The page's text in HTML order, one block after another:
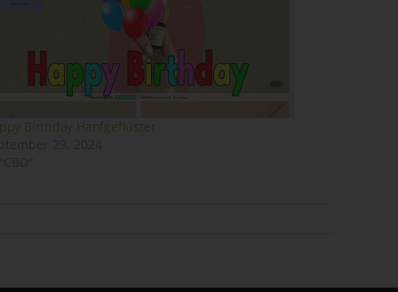
Birthday Hanfgeflüster